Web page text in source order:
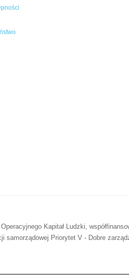
Kapitał Ludzki,
samorządowej Priorytet V - Dobre